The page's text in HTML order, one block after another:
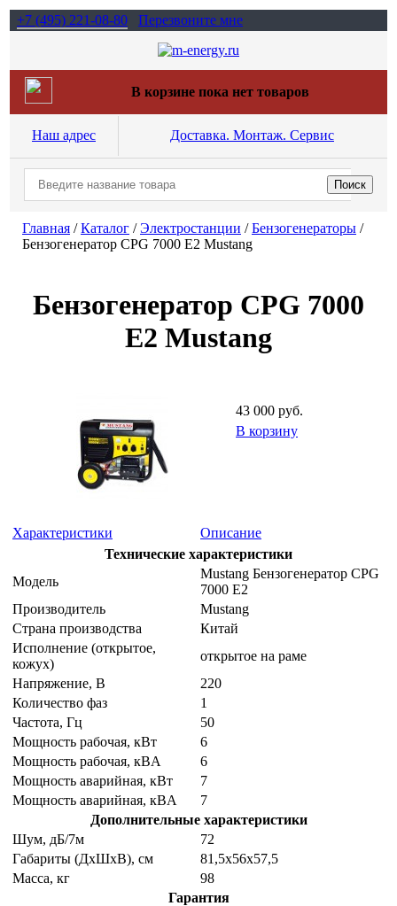
+7 (495) 221-08-80 Перезвоните мне
В корзине пока нет товаров
Наш адрес Доставка. Монтаж. Сервис
Главная /Каталог /Электростанции /Бензогенераторы /
Бензогенератор CPG 7000 E2 Mustang
Бензогенератор CPG 7000
E2 Mustang
43 000 руб.
В корзину
Характеристики
Описание
Технические характеристики
Модель
Mustang Бензогенератор CPG
7000 E2
Производитель
Mustang
Страна производства
Китай
Исполнение (открытое,
кожух)
открытое на раме
Напряжение, B
220
Количество фаз
1
Частота, Гц
50
Мощность рабочая, кВт
6
Мощность рабочая, кВA
6
Мощность аварийная, кВт
7
Мощность аварийная, кВA
7
Дополнительные характеристики
Шум, дБ/7м
72
Габариты (ДхШхВ), см
81,5x56x57,5
Масса, кг
98
Гарантия